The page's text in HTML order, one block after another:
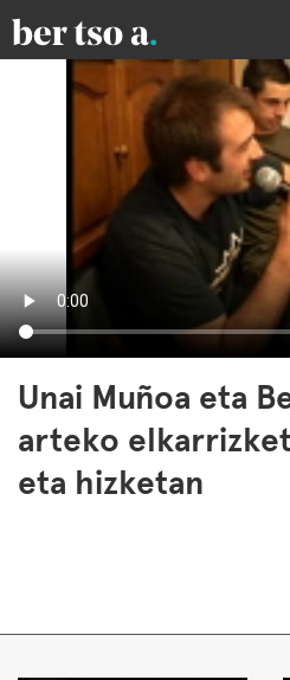
Unai Muñoa eta
arteko
eta hizketan